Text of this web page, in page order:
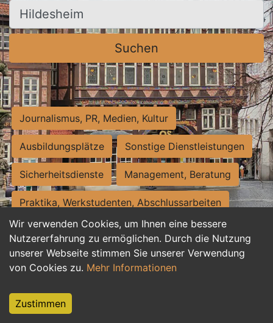
Wir verwenden Cookies, um Ihnen eine bessere
Nutzererfahrung zu ermöglichen. Durch die Nutzung
unserer Webseite stimmen Sie unserer Verwendung
von Cookies zu. Mehr Informationen
Zustimmen
Ort, Stadt
Suchen
Journalismus, PR, Medien, Kultur
Ausbildungsplätze Sonstige Dienstleistungen
Sicherheitsdienste Management, Beratung
Praktika, Werkstudenten, Abschlussarbeiten
Personalwesen Assistenz, Sekretariat
Hilfskräfte, Aushilfs- und Nebenjobs
Weiterbildung, Studium, duale Ausbildung